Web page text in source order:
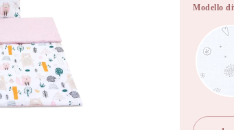
Modello
Set